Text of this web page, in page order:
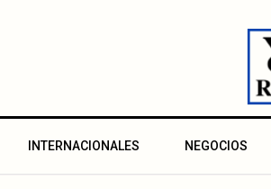
INTERNACIONALES NEGOCIOS